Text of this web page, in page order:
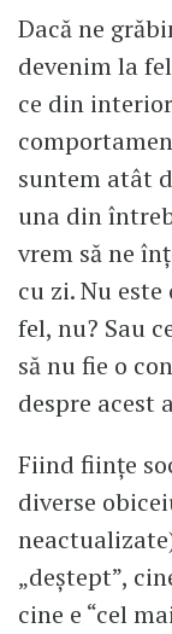
Dacă ne
devenim la
ce din
suntem atât
una din
vrem să ne
cu zi. Nu
fel, nu? Sau
să nu fie o
despre acest
Fiind ființe
diverse
„deștept”,
cine e “cel